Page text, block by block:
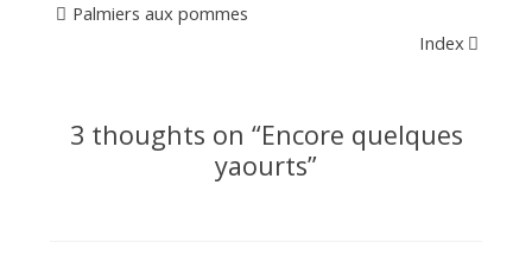
Palmiers aux pommes
Index
3 thoughts on “Encore quelques
yaourts”